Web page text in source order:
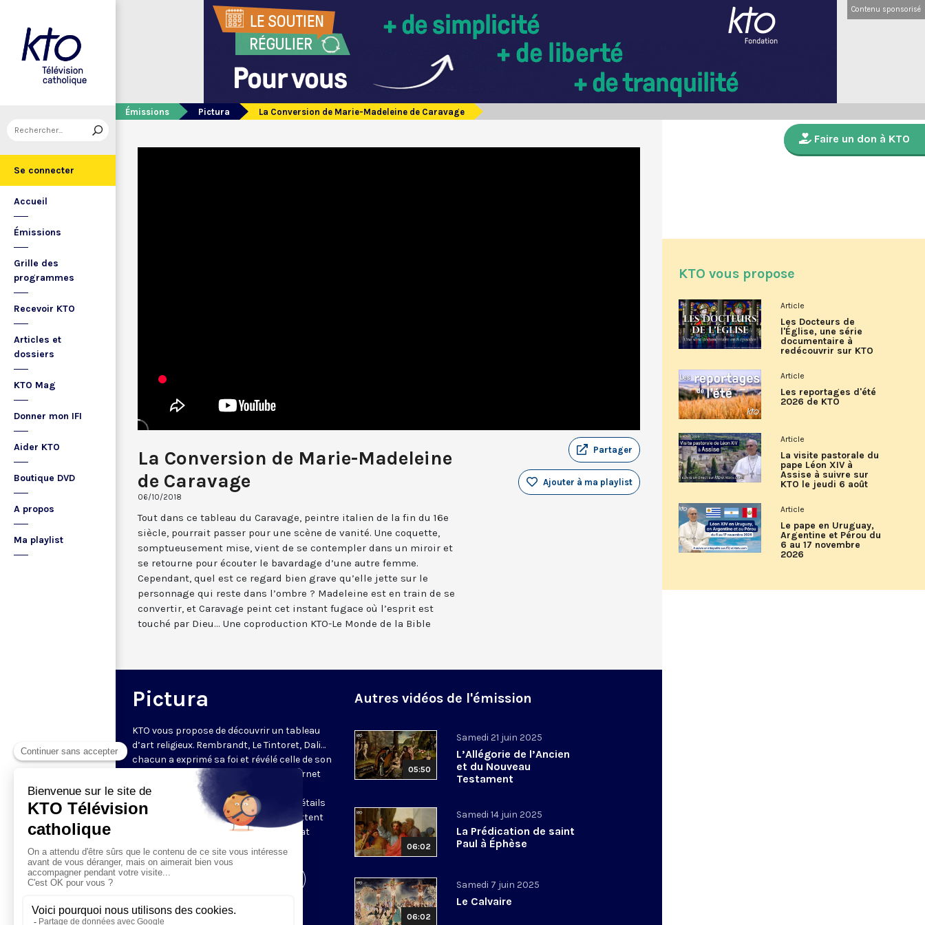
Se connecter
Accueil
Émissions
Grille des
programmes
Recevoir KTO
Articles et
dossiers
KTO Mag
Donner mon IFI
Aider KTO
Boutique DVD
A propos
Ma playlist
Contenu sponsorisé
Émissions Pictura La Conversion de Marie-Madeleine de Caravage
La Conversion de Marie-Madeleine
de Caravage
06/10/2018
Partager
Ajouter à ma playlist
Tout dans ce tableau du Caravage, peintre italien de la fin du 16e
siècle, pourrait passer pour une scène de vanité. Une coquette,
somptueusement mise, vient de se contempler dans un miroir et
se retourne pour écouter le bavardage d’une autre femme.
Cependant, quel est ce regard bien grave qu’elle jette sur le
personnage qui reste dans l’ombre ? Madeleine est en train de se
convertir, et Caravage peint cet instant fugace où l’esprit est
touché par Dieu... Une coproduction KTO-Le Monde de la Bible
Pictura
KTO vous propose de découvrir un tableau
d’art religieux. Rembrandt, Le Tintoret, Dali…
chacun a exprimé sa foi et révélé celle de son
époque à travers ses œuvres. Régis Burnet
nous plonge littéralement dans leurs
tableaux éclairant grandes lignes et détails
pour observer la théologie qu'elles mettent
en couleur. Une émission en partenariat
avec
Le Monde de la Bible
Visiter la page de l'émission
Autres vidéos de l'émission
05:50
Samedi 21 juin 2025
L’Allégorie de l’Ancien
et du Nouveau
Testament
06:02
Samedi 14 juin 2025
La Prédication de saint
Paul à Éphèse
06:02
Samedi 7 juin 2025
Le Calvaire
Faire un don à KTO
KTO vous propose
Article
Les Docteurs de
l'Église, une série
documentaire à
redécouvrir sur KTO
Article
Les reportages d'été
2026 de KTO
Article
La visite pastorale du
pape Léon XIV à
Assise à suivre sur
KTO le jeudi 6 août
Article
Le pape en Uruguay,
Argentine et Pérou du
6 au 17 novembre
2026